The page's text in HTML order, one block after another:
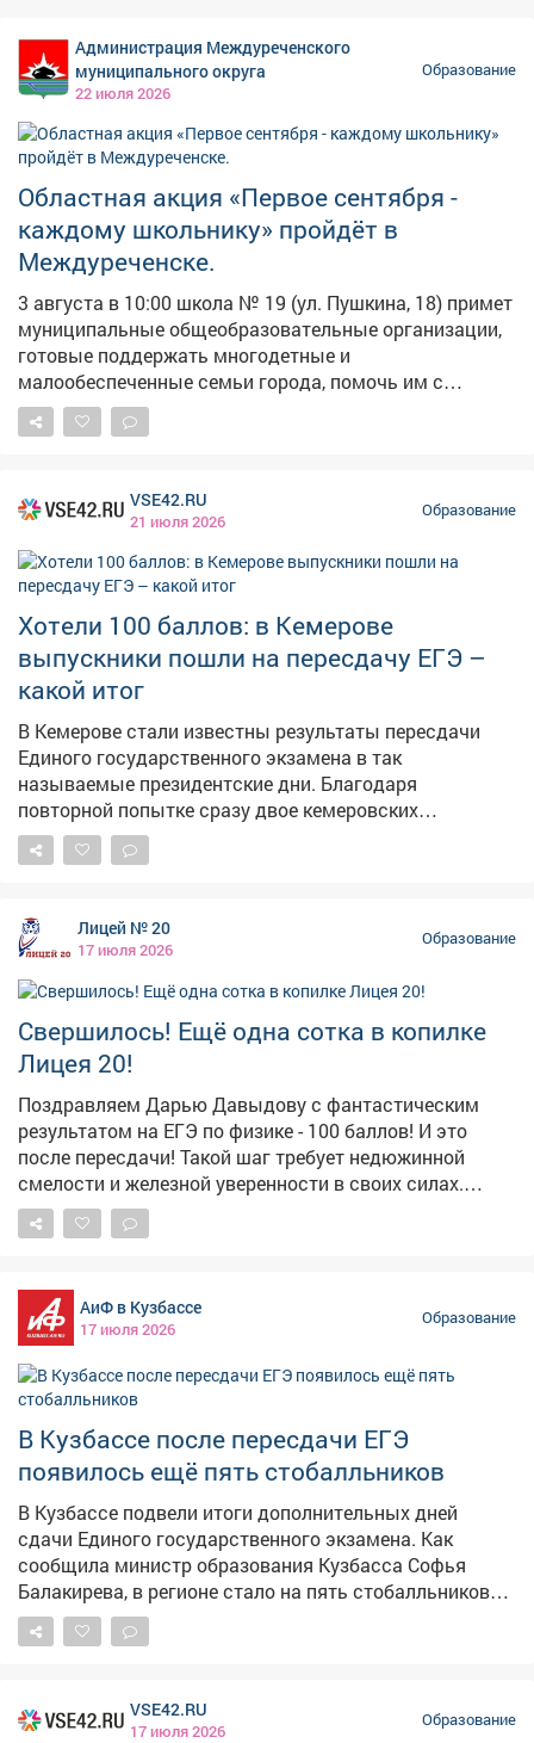
отраслей и рождаются новые научные разработки.
Администрация Междуреченского
муниципального округа
22 июля 2026
Образование
Областная акция «Первое сентября -
каждому школьнику» пройдёт в
Междуреченске.
3 августа в 10:00 школа № 19 (ул. Пушкина, 18) примет
муниципальные общеобразовательные организации,
готовые поддержать многодетные и
малообеспеченные семьи города, помочь им с
подготовкой детей к школе, а также с приобретением
необходимых товаров, в том числе канцелярских
школа «Коррекция и развитие», школа № 23. 📍 12:00-
гимназия № 24, школа № 26. 📍 14:00-16:00 - школа №
4, лицей № 20, лицей № 22, школа № 25.
VSE42.RU
21 июля 2026
Образование
Хотели 100 баллов: в Кемерове
выпускники пошли на пересдачу ЕГЭ –
какой итог
В Кемерове стали известны результаты пересдачи
Единого государственного экзамена в так
называемые президентские дни. Благодаря
повторной попытке сразу двое кемеровских
выпускников получили максимальные 100 баллов.
Одним из новых стобалльников стал выпускник
ЕГЭ по информатике на 95 баллов, однако решил
рискнуть и пересдать экзамен. Это решение
оказалось успешным – школьник набрал
максимальный результат и стал первым в истории
своей школы стобалльником по информатике. Еще
одну блестящую победу одержала выпускница школы
№11 Юлия Суханова. Первоначально она получила 68
баллов по литературе, но после пересдачи смогла
подтвердить свои знания на все 100 баллов. В
администрации Кемерова отметили, что решение о
пересдаче требует смелости, ведь первый результат
экзамена полностью аннулируется. Однако
уверенность выпускников в своих силах полностью
Лицей № 20
17 июля 2026
Образование
Свершилось! Ещё одна сотка в копилке
Лицея 20!
Поздравляем Дарью Давыдову с фантастическим
результатом на ЕГЭ по физике - 100 баллов! И это
после пересдачи! Такой шаг требует недюжинной
смелости и железной уверенности в своих силах.
Даша доказала, что невозможное возможно. 💪
Особая благодарность - учителю Дарьи, Наталье
терпение и умение объяснять сложнейшие вещи
простым языком помогли Даше добиться максимума.
Мы гордимся нашей выпускницей и её наставником!
Желаем Дарье покорения новых вершин! 🚀
#лицейвдохновляет
АиФ в Кузбассе
17 июля 2026
Образование
В Кузбассе после пересдачи ЕГЭ
появилось ещё пять стобалльников
В Кузбассе подвели итоги дополнительных дней
сдачи Единого государственного экзамена. Как
сообщила министр образования Кузбасса Софья
Балакирева, в регионе стало на пять стобалльников
больше. Всего 99 выпускников получили 108
стобалльных результатов, а 66 участников экзаменов
№ 84 Полина Дулева и Юлия Суханова из кемеровской
VSE42.RU
17 июля 2026
Образование